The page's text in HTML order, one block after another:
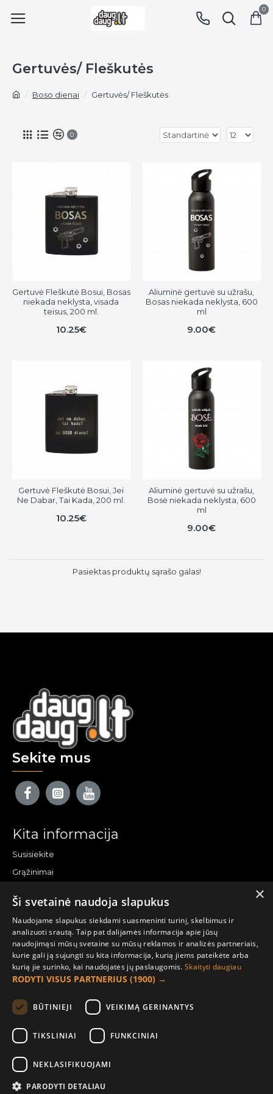
0
Boso dienai Gertuvės/ Fleškutės
Gertuvės/ Fleškutės
0
Gertuvė Fleškutė Bosui, Bosas
niekada neklysta, visada
teisus, 200 ml.
10.25€
Aliuminė gertuvė su užrašu,
Bosas niekada neklysta, 600
ml
9.00€
Gertuvė Fleškutė Bosui, Jei
Ne Dabar, Tai Kada, 200 ml.
10.25€
Aliuminė gertuvė su užrašu,
Bosė niekada neklysta, 600
ml
9.00€
Pasiektas produktų sąrašo galas!
Sekite mus
Kita informacija
Susisiekite
Grąžinimai
Pirkėjo paskyra
Mano paskyra
Užsakymai
Naujienlaiškiai
Informacija užsakovui
Apie mus
Pristatymo informacija
Privatumo ir slapukų politika
Sąlygos ir taisyklės
×
Ši svetainė naudoja slapukus
Naudojame slapukus siekdami suasmeninti turinį, skelbimus ir
analizuoti srautą. Taip pat dalijamės informacija apie jūsų
naudojimąsi mūsų svetaine su mūsų reklamos ir analizės partneriais,
kurie gali ją sujungti su kita informacija, kurią jiems pateikėte arba
kurią jie surinko, kai naudojatės jų paslaugomis.Skaityti daugiau
RODYTI VISUS PARTNERIUS (1900) →
BŪTINIEJI VEIKIMĄ GERINANTYS
TIKSLINIAI FUNKCINIAI
NEKLASIFIKUOJAMI
PARODYTI DETALIAU